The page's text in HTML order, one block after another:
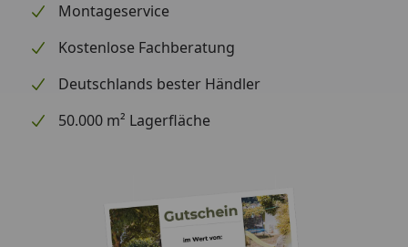
Montageservice
Kostenlose Fachberatung
Deutschlands bester Händler
50.000 m² Lagerfläche